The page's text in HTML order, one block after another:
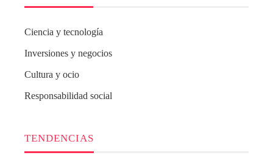
Ciencia y tecnología
Inversiones y negocios
Cultura y ocio
Responsabilidad social
TENDENCIAS